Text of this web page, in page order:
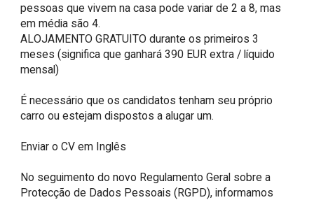
pessoas que vivem na casa pode variar de 2 a 8, mas
em média são 4.
ALOJAMENTO GRATUITO durante os primeiros 3
meses (significa que ganhará 390 EUR extra / líquido
mensal)
É necessário que os candidatos tenham seu próprio
carro ou estejam dispostos a alugar um.
Enviar o CV em Inglês
No seguimento do novo Regulamento Geral sobre a
Protecção de Dados Pessoais (RGPD), informamos